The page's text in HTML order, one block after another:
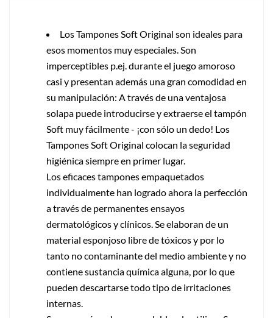
Los Tampones Soft Original son ideales para
esos momentos muy especiales. Son
imperceptibles p.ej. durante el juego amoroso
casi y presentan además una gran comodidad en
su manipulación: A través de una ventajosa
solapa puede introducirse y extraerse el tampón
Soft muy fácilmente - ¡con sólo un dedo! Los
Tampones Soft Original colocan la seguridad
higiénica siempre en primer lugar.
Los eficaces tampones empaquetados
individualmente han logrado ahora la perfección
a través de permanentes ensayos
dermatológicos y clínicos. Se elaboran de un
material esponjoso libre de tóxicos y por lo
tanto no contaminante del medio ambiente y no
contiene sustancia química alguna, por lo que
pueden descartarse todo tipo de irritaciones
internas.